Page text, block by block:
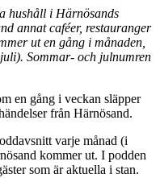
hushåll i Härnösands
annat caféer, restauranger
ut en gång i månaden,
Sommar- och julnumren
en gång i veckan släpper
från Härnösand.
varje månad (i
kommer ut. I podden
som är aktuella i stan.